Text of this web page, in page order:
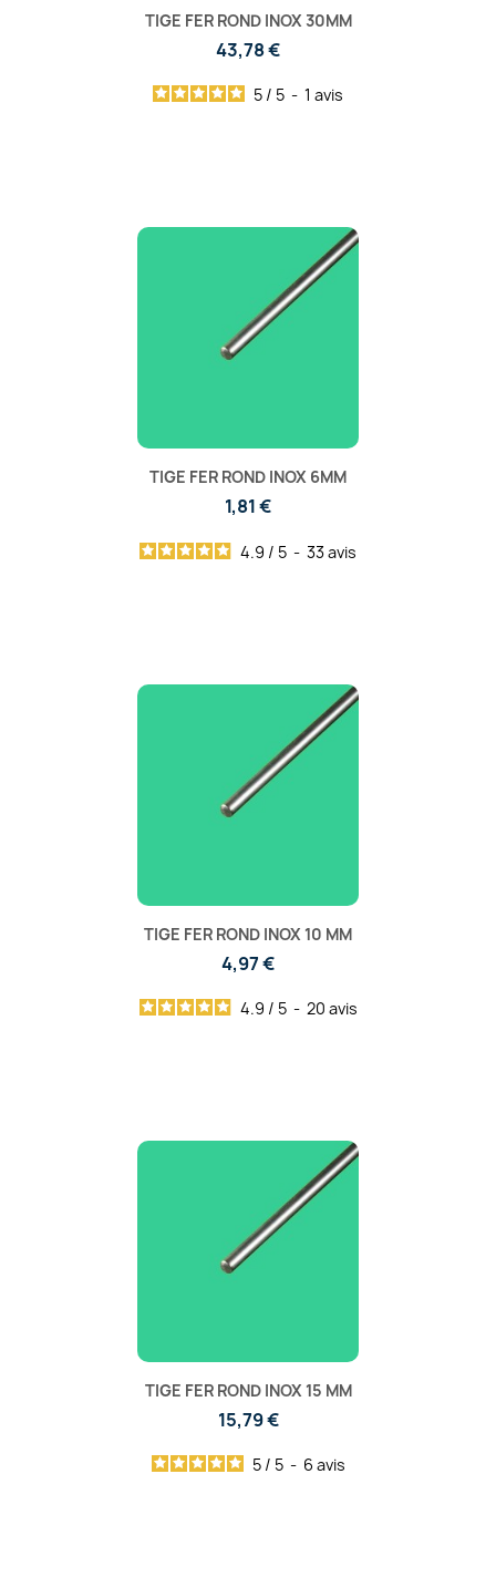
TIGE FER ROND INOX 30MM
43,78 €
5 / 5 - 1 avis
TIGE FER ROND INOX 6MM
1,81 €
4.9 / 5 - 33avis
TIGE FER ROND INOX 10 MM
4,97 €
4.9 / 5 - 20 avis
TIGE FER ROND INOX 15 MM
15,79 €
5 / 5 - 6 avis